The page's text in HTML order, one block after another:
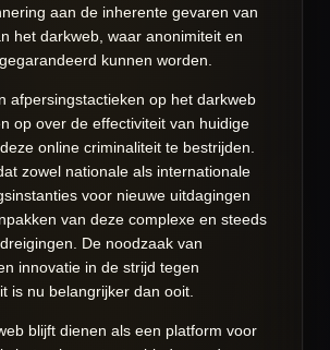
aan de inherente gevaren van
het darkweb, waar anonimiteit en
kunnen worden.
afpersingstactieken op het darkweb
op over de effectiviteit van huidige
online criminaliteit te bestrijden.
zowel nationale als internationale
voor nieuwe uitdagingen
van deze complexe en steeds
De noodzaak van
innovatie in de strijd tegen
is nu belangrijker dan ooit.
blijft dienen als een platform voor